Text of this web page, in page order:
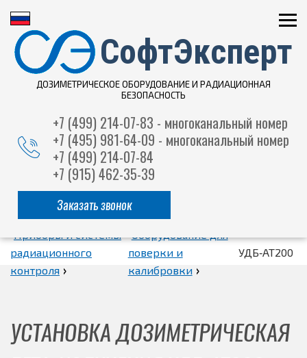
+7 (499) 214-07-83 - многоканальный номер
+7 (495) 981-64-09 - многоканальный номер
+7 (499) 214-07-84
+7 (915) 462-35-39
Заказать звонок
СофтЭксперт
ДОЗИМЕТРИЧЕСКОЕ ОБОРУДОВАНИЕ И РАДИАЦИОННАЯ
БЕЗОПАСНОСТЬ
Приборы и системы
радиационного
контроля ›
Оборудование для
поверки и
калибровки ›
УДБ‑АТ200
УСТАНОВКА ДОЗИМЕТРИЧЕСКАЯ